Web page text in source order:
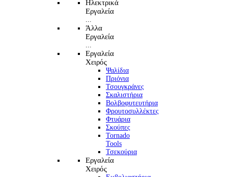
Ηλεκτρικά
Εργαλεία
...
Άλλα
Εργαλεία
...
Εργαλεία
Χειρός
Ψαλίδια
Πριόνια
Τσουγκράνες
Σκαλιστήρια
Βολβοφυτευτήρια
Φρουτοσυλλέκτες
Φτυάρια
Σκούπες
Tornado
Tools
Τσεκούρια
Εργαλεία
Χειρός